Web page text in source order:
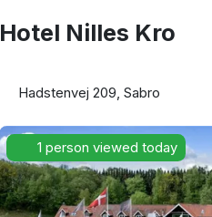
Hotel Nilles Kro
Hadstenvej 209, Sabro
1 person viewed today